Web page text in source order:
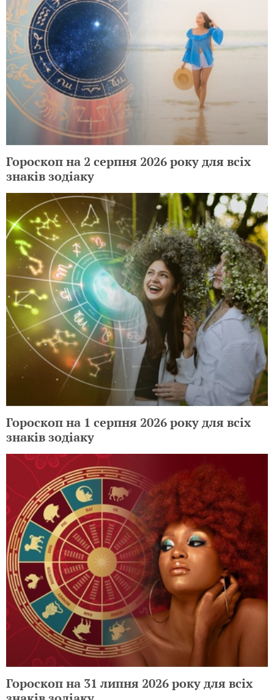
Гороскоп на 2 серпня 2026 року для всіх
знаків зодіаку
Гороскоп на 1 серпня 2026 року для всіх
знаків зодіаку
Гороскоп на 31 липня 2026 року для всіх